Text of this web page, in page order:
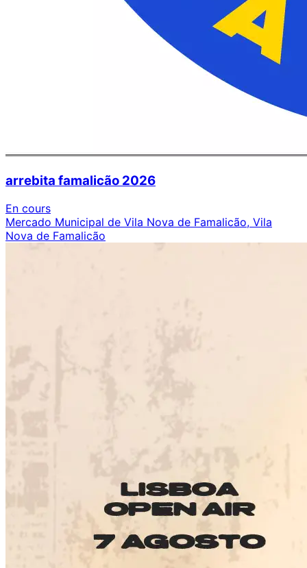
arrebita famalicão 2026
En cours
Mercado Municipal de Vila Nova de Famalicão, Vila
Nova de Famalicão